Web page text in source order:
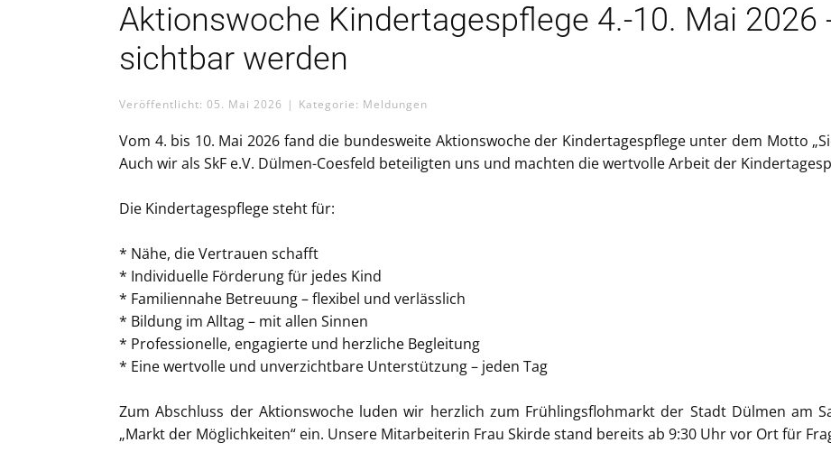
Aktionswoche Kindertagespflege 4.-10. Mai 2026
sichtbar werden
Veröffentlicht: 05. Mai 2026 Kategorie: Meldungen
Vom 4. bis 10. Mai 2026 fand die bundesweite Aktionswoche der Kindertagespflege unter dem Motto
Auch wir als SkF e.V. Dülmen-Coesfeld beteiligten uns und machten die wertvolle Arbeit der
Die Kindertagespflege steht für:
* Nähe, die Vertrauen schafft
* Individuelle Förderung für jedes Kind
* Familiennahe Betreuung – flexibel und verlässlich
* Bildung im Alltag – mit allen Sinnen
* Professionelle, engagierte und herzliche Begleitung
* Eine wertvolle und unverzichtbare Unterstützung – jeden Tag
Zum Abschluss der Aktionswoche luden wir herzlich zum Frühlingsflohmarkt der Stadt Dülmen am
„Markt der Möglichkeiten“ ein. Unsere Mitarbeiterin Frau Skirde stand bereits ab 9:30 Uhr vor Ort für